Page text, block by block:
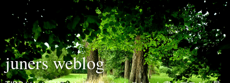
juners weblog